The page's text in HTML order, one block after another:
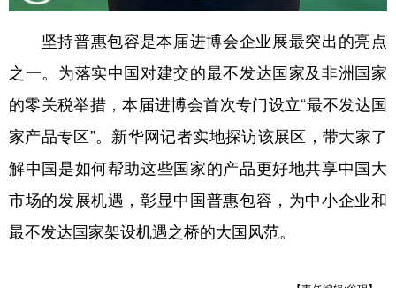
陕西
新疆 内蒙古 黑龙江
多语种频道
English Español Français عربى
Deutsch Português
坚持普惠包容是本届进博会企业展最突出的亮点
之一。为落实中国对建交的最不发达国家及非洲国家
的零关税举措，本届进博会首次专门设立“最不发达国
家产品专区”。新华网记者实地探访该展区，带大家了
解中国是如何帮助这些国家的产品更好地共享中国大
市场的发展机遇，彰显中国普惠包容，为中小企业和
最不发达国家架设机遇之桥的大国风范。